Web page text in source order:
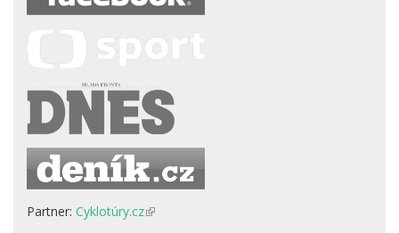
Partner: Cyklotúry.cz(odkaz